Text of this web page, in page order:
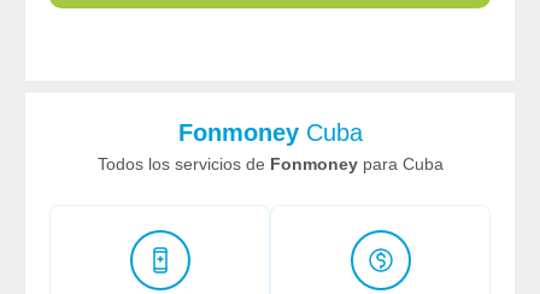
FonmoneyCuba
Todos los servicios de Fonmoneypara Cuba